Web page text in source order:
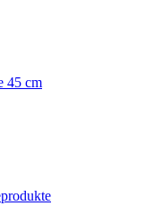
45 cm